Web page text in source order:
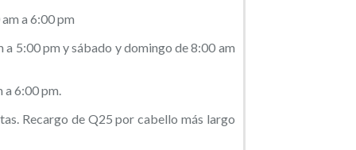
a 6:00 pm
a 5:00 pm y sábado y domingo de 8:00 am
a 6:00 pm.
Recargo de Q25 por cabello más largo